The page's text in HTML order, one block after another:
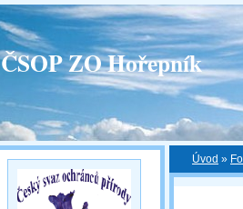
ČSOP ZO Hořepník
Úvod »